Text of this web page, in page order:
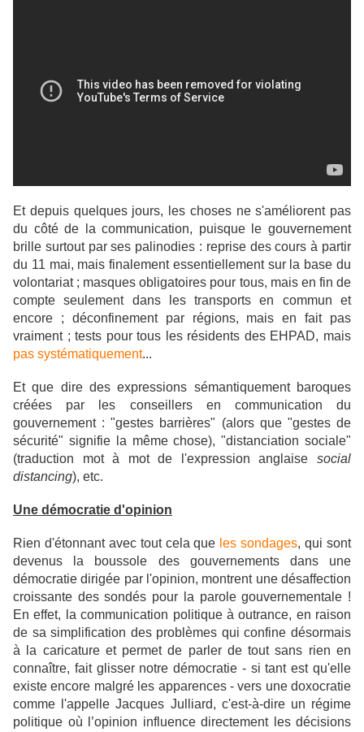
Et depuis quelques jours, les choses ne s'améliorent pas
du côté de la communication, puisque le gouvernement
brille surtout par ses palinodies : reprise des cours à partir
du 11 mai, mais finalement essentiellement sur la base du
volontariat ; masques obligatoires pour tous, mais en fin de
compte seulement dans les transports en commun et
encore ; déconfinement par régions, mais en fait pas
vraiment ; tests pour tous les résidents des EHPAD, mais
pas systématiquement...
Et que dire des expressions sémantiquement baroques
créées par les conseillers en communication du
gouvernement : "gestes barrières" (alors que "gestes de
sécurité" signifie la même chose), "distanciation sociale"
(traduction mot à mot de l'expression anglaise social
distancing), etc.
Une démocratie d'opinion
Rien d'étonnant avec tout cela que les sondages, qui sont
devenus la boussole des gouvernements dans une
démocratie dirigée par l'opinion, montrent une désaffection
croissante des sondés pour la parole gouvernementale !
En effet, l a communication politique à outrance, en raison
de sa simplification des problèmes qui confine désormais
à la caricature et permet de parler de tout sans rien en
connaître, fait glisser notre démocratie - si tant est qu'elle
existe encore malgré les apparences - vers une doxocratie
comme l'appelle Jacques Julliard, c'est-à-dire un régime
politique où l’opinion influence directement les décisions